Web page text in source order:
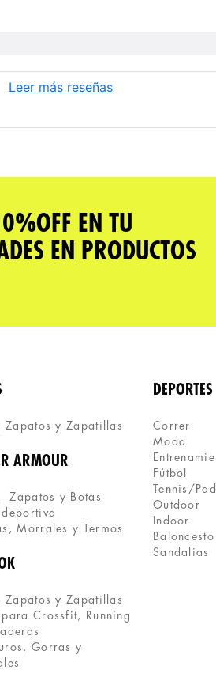
Leer más reseñas
EN TU
EN PRODUCTOS
Zapatos y Zapatillas
ARMOUR
Zapatos y Botas
deportiva
Morrales y Termos
Zapatos y Zapatillas
para Crossfit, Running
Gorras y
DEPORTES
Correr
Moda
Fútbol
Tennis/
Outdoor
Indoor
Baloncesto
Sandalias